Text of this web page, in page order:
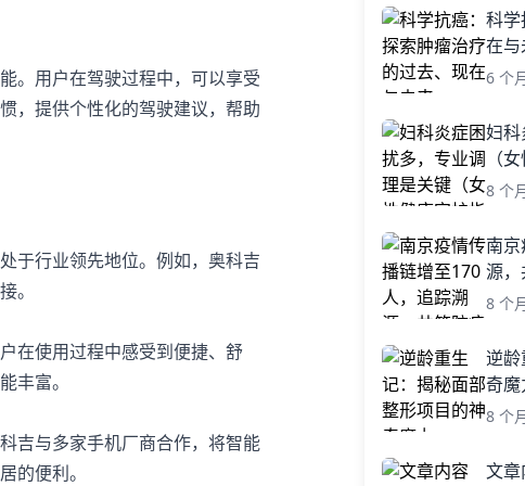
。用户在驾驶过程中，可以享受
，提供个性化的驾驶建议，帮助
于行业领先地位。例如，奥科吉
。
在使用过程中感受到便捷、舒
丰富。
吉与多家手机厂商合作，将智能
的便利。
科
在
6 个
妇
（
8 个
南
源，
8 个
逆
奇魔
8 个
文